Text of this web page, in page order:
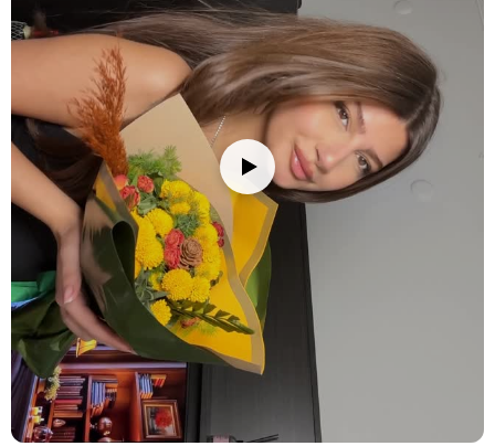
Evlilik yıl dönümünüzde sevgilinize verebileceğiniz
anlamlı bir hediye. Lila gül ve mor luna, ilişkinizin güzelliğini
simgeler.
Öğretmenler Günü:
Öğretmenlerinize teşekkür etmek için
mükemmel bir hediye seçeneği. Lila gül ve okaliptus, saygınızı ve
takdirinizi ifade eder.
Ürün İçeriği
Lila Gül:Zarif ve sofistike renkleriyle, aranjmanın ana odak
noktalarından biridir. Hem şıklığı hem de anlamıyla öne çıkar.
Mor Luna: Doğal ve derin rengiyle, aranjmana romantik bir dokunuş
ekler ve zarif bir atmosfer yaratır.
Okaliptus:
Ferahlatıcı ve yenileyici etkisiyle, aranjmanın modern
havasına katkıda bulunur.
Sholu Berry (Kuru Bitki):Dinamik ve gösterişli yapısıyla aranjmana
hareket katar. Kuru bitkiler, uzun süre dayanarak hediye sahibine
kalıcı bir güzellik sunar.
Kullanım Alanları ve Öneriler
Şık çiçek aranjmanı, her türlü ortamda mükemmel bir dekoratif öge
ve hediye alternatifi sunar. Kullanım alanlarına dair öneriler: